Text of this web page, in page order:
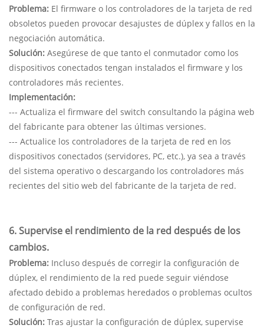
Problema: El firmware o los controladores de la tarjeta de red
obsoletos pueden provocar desajustes de dúplex y fallos en la
negociación automática.
Solución: Asegúrese de que tanto el conmutador como los
dispositivos conectados tengan instalados el firmware y los
controladores más recientes.
Implementación:
--- Actualiza el firmware del switch consultando la página web
del fabricante para obtener las últimas versiones.
--- Actualice los controladores de la tarjeta de red en los
dispositivos conectados (servidores, PC, etc.), ya sea a través
del sistema operativo o descargando los controladores más
recientes del sitio web del fabricante de la tarjeta de red.
6. Supervise el rendimiento de la red después de los
cambios.
Problema: Incluso después de corregir la configuración de
dúplex, el rendimiento de la red puede seguir viéndose
afectado debido a problemas heredados o problemas ocultos
de configuración de red.
Solución: Tras ajustar la configuración de dúplex, supervise